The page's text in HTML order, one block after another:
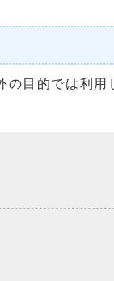
目的では利用